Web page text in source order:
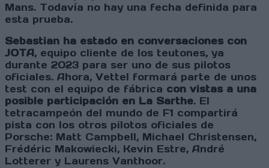
Mans. Todavía no hay una fecha definida para
esta prueba.
Sebastian ha estado en conversaciones con
JOTA, equipo cliente de los teutones, ya
durante 2023 para ser uno de sus pilotos
oficiales. Ahora, Vettel formará parte de unos
test con el equipo de fábrica con vistas a una
posible participación en La Sarthe. El
tetracampeón del mundo de F1 compartirá
pista con los otros pilotos oficiales de
Porsche: Matt Campbell, Michael Christensen,
Frédéric Makowiecki, Kevin Estre, André
Lotterer y Laurens Vanthoor.